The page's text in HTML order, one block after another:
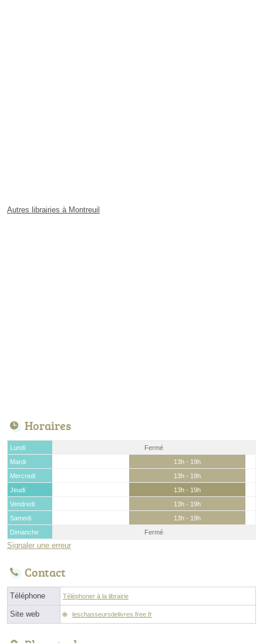
Autres librairies à Montreuil
Horaires
Lundi
Fermé
Mardi
13h - 19h
Mercredi
13h - 19h
Jeudi
13h - 19h
Vendredi
13h - 19h
Samedi
13h - 19h
Dimanche
Fermé
Signaler une erreur
Contact
Téléphone Téléphoner à la librairie
Site web leschasseursdelivres.free.fr